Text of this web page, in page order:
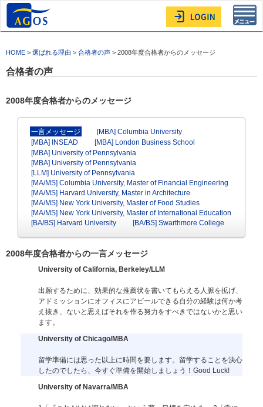
HOME > 選ばれる理由 > 合格者の声 > 2008年度合格者からのメッセージ
合格者の声
2008年度合格者からのメッセージ
一言メッセージ
[MBA] Columbia University
[MBA] INSEAD
[MBA] London Business School
[MBA] University of Pennsylvania
[MBA] University of Pennsylvania
[LLM] University of Pennsylvania
[MA/MS] Columbia University, Master of Financial Engineering
[MA/MS] Harvard University, Master in Architecture
[MA/MS] New York University, Master of Food Studies
[MA/MS] New York University, Master of International Education
[BA/BS] Harvard University
[BA/BS] Swarthmore College
2008年度合格者からの一言メッセージ
University of California, Berkeley/LLM
出願するために、効果的な推薦状を書いてもらえる人脈を拡げ、
アドミッションにオフィスにアピールできる自分の経験は何か考
え抜き、ないと思えばそれを作る努力をすべきではないかと思い
ます。
University of Chicago/MBA
留学準備には思った以上に時間を要します。留学することを決心
したのでしたら、今すぐ準備を開始しましょう！Good Luck!
University of Navarra/MBA